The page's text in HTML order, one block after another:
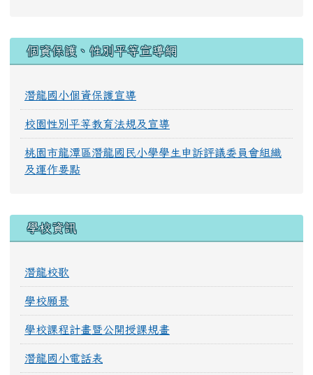
個資保護、性別平等宣導網
潛龍國小個資保護宣導
校園性別平等教育法規及宣導
桃園市龍潭區潛龍國民小學學生申訴評議委員會組織
及運作要點
學校資訊
潛龍校歌
學校願景
學校課程計畫暨公開授課規畫
潛龍國小電話表